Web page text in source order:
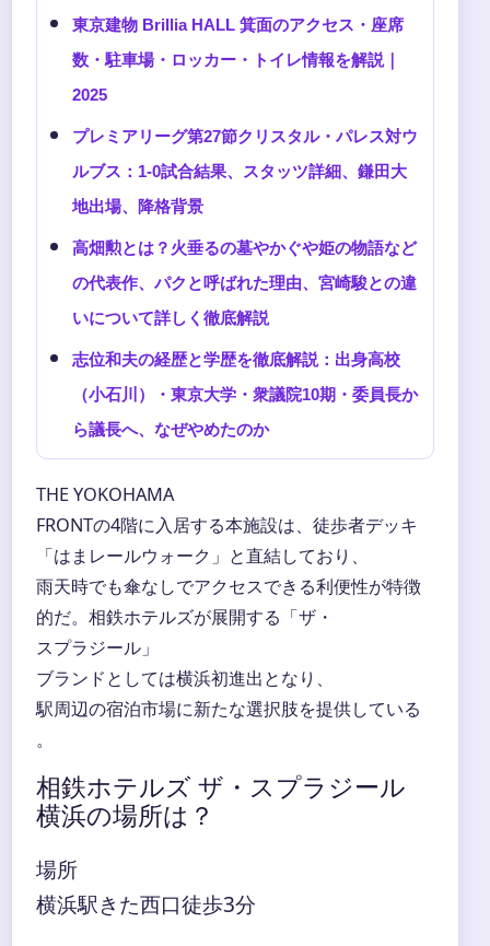
東京建物 Brillia HALL 箕面のアクセス・座席
数・駐車場・ロッカー・トイレ情報を解説｜
2025
プレミアリーグ第27節クリスタル・パレス対ウ
ルブス：1-0試合結果、スタッツ詳細、鎌田大
地出場、降格背景
高畑勲とは？火垂るの墓やかぐや姫の物語など
の代表作、パクと呼ばれた理由、宮崎駿との違
いについて詳しく徹底解説
志位和夫の経歴と学歴を徹底解説：出身高校
（小石川）・東京大学・衆議院10期・委員長か
ら議長へ、なぜやめたのか
THE YOKOHAMA
FRONTの4階に入居する本施設は、徒歩者デッキ
「はまレールウォーク」と直結しており、
雨天時でも傘なしでアクセスできる利便性が特徴
的だ。相鉄ホテルズが展開する「ザ・
スプラジール」
ブランドとしては横浜初進出となり、
駅周辺の宿泊市場に新たな選択肢を提供している
。
相鉄ホテルズ ザ・スプラジール
横浜の場所は？
場所
横浜駅きた西口徒歩3分